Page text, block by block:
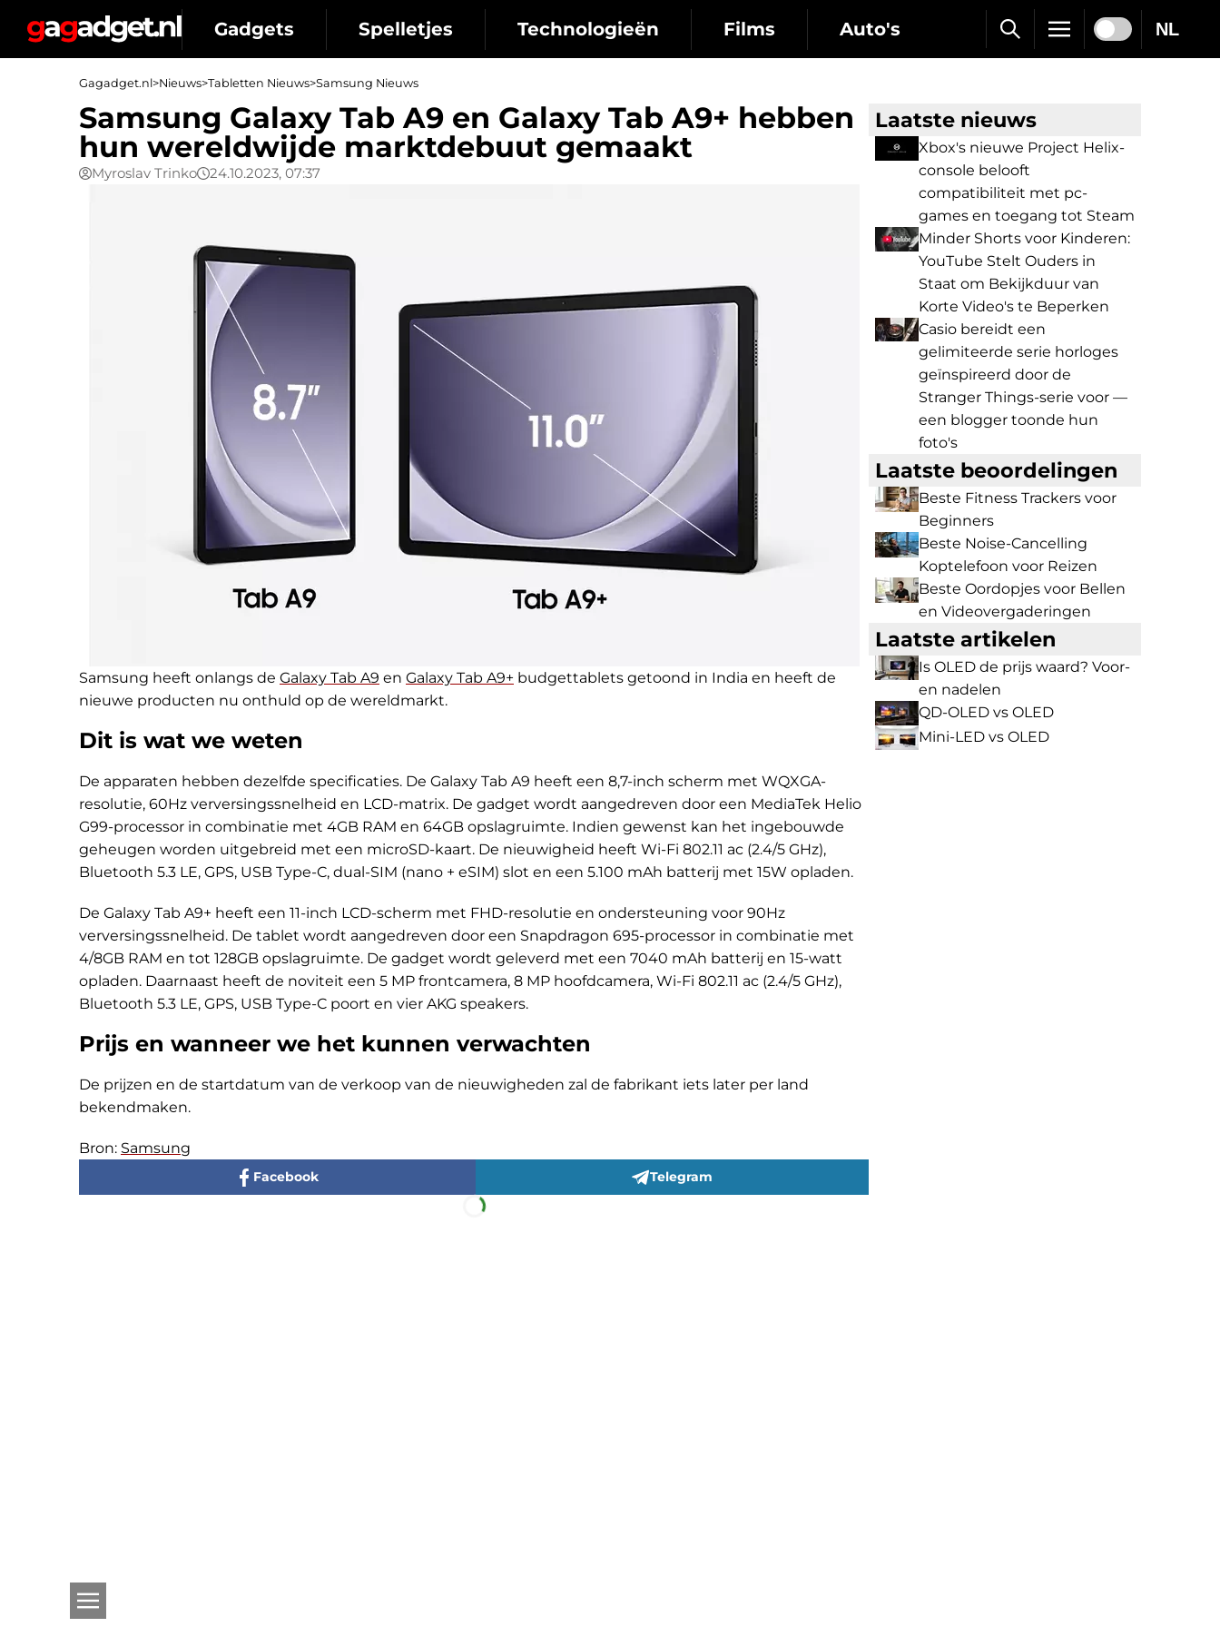
Gadgets Spelletjes Technologieën Films Auto's NL
Gagadget.nl>Nieuws>Tabletten Nieuws>Samsung Nieuws
Samsung Galaxy Tab A9 en Galaxy Tab A9+ hebben
hun wereldwijde marktdebuut gemaakt
Myroslav Trinko 24.10.2023, 07:37
Samsung heeft onlangs de Galaxy Tab A9 en Galaxy Tab A9+ budgettablets getoond in India en heeft de
nieuwe producten nu onthuld op de wereldmarkt.
Dit is wat we weten
De apparaten hebben dezelfde specificaties. De Galaxy Tab A9 heeft een 8,7-inch scherm met WQXGA-
resolutie, 60Hz verversingssnelheid en LCD-matrix. De gadget wordt aangedreven door een MediaTek Helio
G99-processor in combinatie met 4GB RAM en 64GB opslagruimte. Indien gewenst kan het ingebouwde
geheugen worden uitgebreid met een microSD-kaart. De nieuwigheid heeft Wi-Fi 802.11 ac (2.4/5 GHz),
Bluetooth 5.3 LE, GPS, USB Type-C, dual-SIM (nano + eSIM) slot en een 5.100 mAh batterij met 15W opladen.
De Galaxy Tab A9+ heeft een 11-inch LCD-scherm met FHD-resolutie en ondersteuning voor 90Hz
verversingssnelheid. De tablet wordt aangedreven door een Snapdragon 695-processor in combinatie met
4/8GB RAM en tot 128GB opslagruimte. De gadget wordt geleverd met een 7040 mAh batterij en 15-watt
opladen. Daarnaast heeft de noviteit een 5 MP frontcamera, 8 MP hoofdcamera, Wi-Fi 802.11 ac (2.4/5 GHz),
Bluetooth 5.3 LE, GPS, USB Type-C poort en vier AKG speakers.
Prijs en wanneer we het kunnen verwachten
De prijzen en de startdatum van de verkoop van de nieuwigheden zal de fabrikant iets later per land
bekendmaken.
Bron: Samsung
Facebook Telegram
Laatste nieuws
Xbox's nieuwe Project Helix-
console belooft
compatibiliteit met pc-
games en toegang tot Steam
Minder Shorts voor Kinderen:
YouTube Stelt Ouders in
Staat om Bekijkduur van
Korte Video's te Beperken
Casio bereidt een
gelimiteerde serie horloges
geïnspireerd door de
Stranger Things-serie voor —
een blogger toonde hun
foto's
Laatste beoordelingen
Beste Fitness Trackers voor
Beginners
Beste Noise-Cancelling
Koptelefoon voor Reizen
Beste Oordopjes voor Bellen
en Videovergaderingen
Laatste artikelen
Is OLED de prijs waard? Voor-
en nadelen
QD-OLED vs OLED
Mini-LED vs OLED